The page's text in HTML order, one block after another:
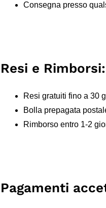
Consegna presso
Resi e Rimborsi:
Resi gratuiti fino a 30
Bolla prepagata
Rimborso entro 1-2
Pagamenti